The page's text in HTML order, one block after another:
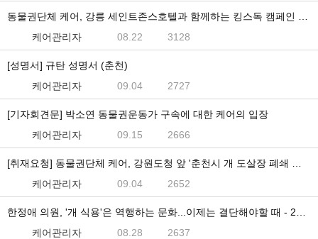
케어관리자
08.22 3128
[성명서] 규탄 성명서 (춘천)
케어관리자
09.04 2727
[기자회견문] 박소연 동물권운동가 구속에 대한 케어의 입장
케어관리자
09.15 2666
케어관리자
09.04 2652
케어관리자
08.28 2637